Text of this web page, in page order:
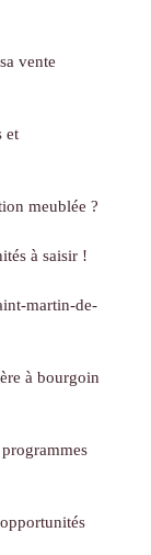
vente
et
meublée ?
à saisir !
martin-de-
à bourgoin